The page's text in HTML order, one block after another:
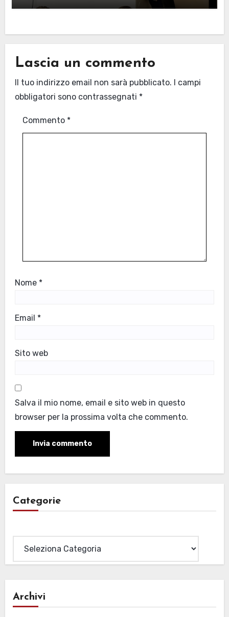
Lascia un commento
Il tuo indirizzo email non sarà pubblicato.
I campi
obbligatori sono contrassegnati *
Commento *
Nome *
Email *
Sito web
Salva il mio nome, email e sito web in questo
browser per la prossima volta che commento.
Categorie
Archivi